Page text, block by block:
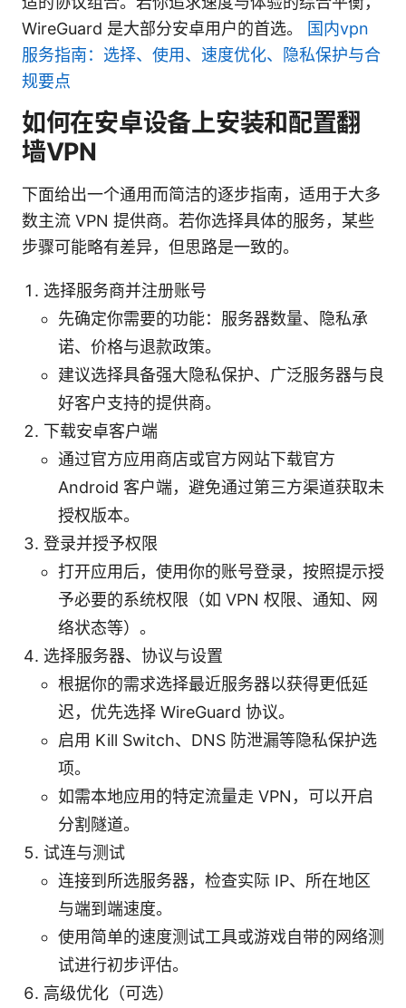
WireGuard 是大部分安卓用户的首选。
国内vpn
服务指南：选择、使用、速度优化、隐私保护与合
规要点
如何在安卓设备上安装和配置翻
墙VPN
下面给出一个通用而简洁的逐步指南，适用于大多
数主流 VPN 提供商。若你选择具体的服务，某些
步骤可能略有差异，但思路是一致的。
选择服务商并注册账号
先确定你需要的功能：服务器数量、隐私承
诺、价格与退款政策。
建议选择具备强大隐私保护、广泛服务器与良
好客户支持的提供商。
下载安卓客户端
通过官方应用商店或官方网站下载官方
Android 客户端，避免通过第三方渠道获取未
授权版本。
登录并授予权限
打开应用后，使用你的账号登录，按照提示授
予必要的系统权限（如 VPN 权限、通知、网
络状态等）。
选择服务器、协议与设置
根据你的需求选择最近服务器以获得更低延
迟，优先选择 WireGuard 协议。
启用 Kill Switch、DNS 防泄漏等隐私保护选
项。
如需本地应用的特定流量走 VPN，可以开启
分割隧道。
试连与测试
连接到所选服务器，检查实际 IP、所在地区
与端到端速度。
使用简单的速度测试工具或游戏自带的网络测
试进行初步评估。
高级优化（可选）